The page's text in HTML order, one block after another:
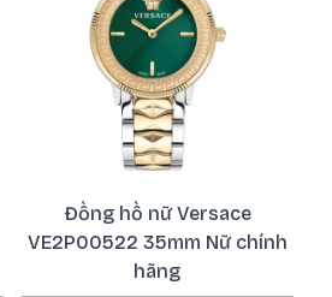
Đồng hồ nữ Versace
VE2P00522 35mm Nữ chính
hãng